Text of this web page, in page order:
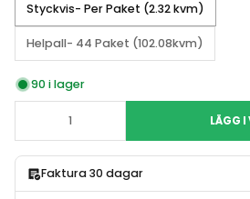
Styckvis- Per Paket (2.32 kvm)
Helpall- 44 Paket (102.08kvm)
90 i lager
LÄGG I
Faktura 30 dagar